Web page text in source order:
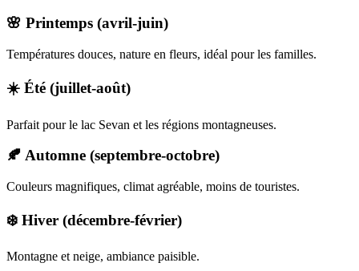
🌸 Printemps (avril-juin)
Températures douces, nature en fleurs, idéal pour les familles.
☀️ Été (juillet-août)
Parfait pour le lac Sevan et les régions montagneuses.
🍂 Automne (septembre-octobre)
Couleurs magnifiques, climat agréable, moins de touristes.
❄️ Hiver (décembre-février)
Montagne et neige, ambiance paisible.